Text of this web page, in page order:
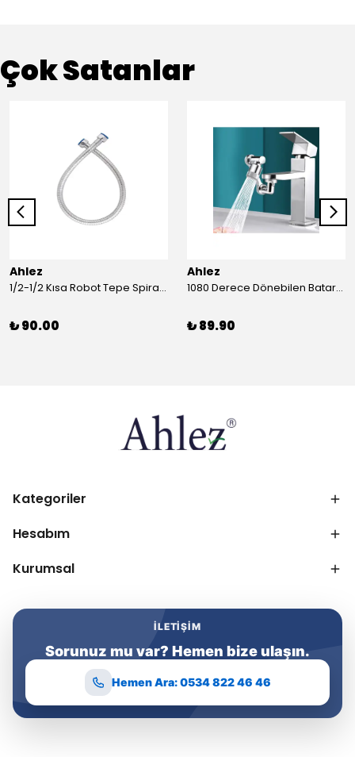
Çok Satanlar
Ahlez
1/2-1/2 Kısa Robot Tepe Spiral Duş Hortumu 60cm
₺ 90.00
Ahlez
1080 Derece Dönebilen Batarya Musluk Başlığı Krom Batarya 2 Fonksiyonlu Musluk Başlığı
₺ 89.90
Kategoriler
Hesabım
Kurumsal
İLETIŞIM
Sorunuz mu var? Hemen bize ulaşın.
Hemen Ara: 0534 822 46 46